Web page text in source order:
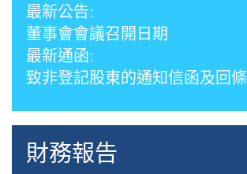
最新公告:
董事會會議召開日期
最新通函:
致非登記股東的通知信函及回條
財務報告